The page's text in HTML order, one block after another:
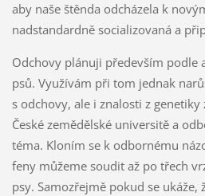
aby naše štěnda odcházela k
nadstandardně socializovaná a
Odchovy plánuji především podle
psů. Využívám při tom jednak
s odchovy, ale i znalosti z
České zemědělské universitě a
téma. Kloním se k odbornému
feny můžeme soudit až po třech
psy. Samozřejmě pokud se ukáže,